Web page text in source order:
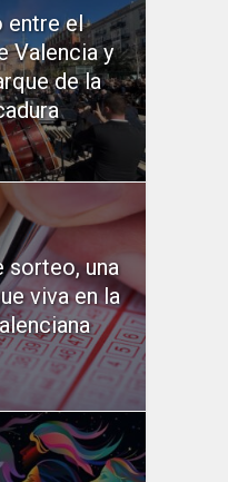
entre el
Valencia y
de la
sorteo, una
viva en la